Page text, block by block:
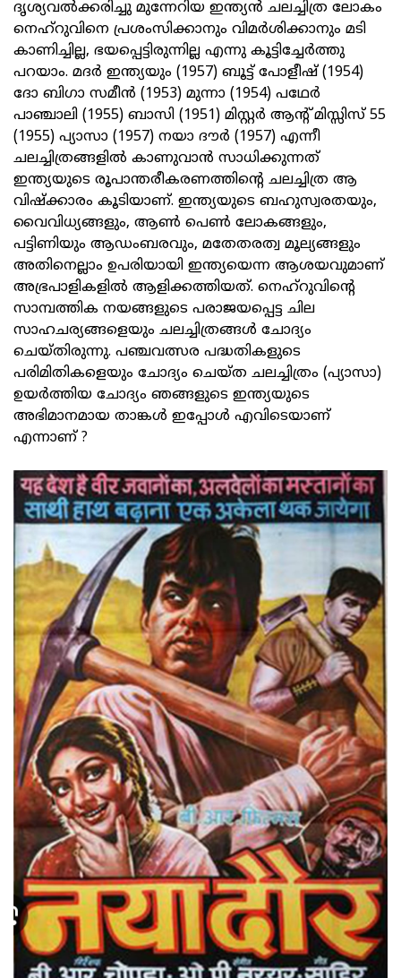
ദൃശ്യവല്‍ക്കരിച്ചു മുന്നേറിയ ഇന്ത്യന്‍ ചലച്ചിത്ര ലോകം
നെഹ്റുവിനെ പ്രശംസിക്കാനും വിമര്‍ശിക്കാനും മടി
കാണിച്ചില്ല, ഭയപ്പെട്ടിരുന്നില്ല എന്നു കൂട്ടിച്ചേര്‍ത്തു
പറയാം. മദര്‍ ഇന്ത്യയും (1957) ബൂട്ട് പോളീഷ് (1954)
ദോ ബിഗാ സമീന്‍ (1953) മുന്നാ (1954) പഥേര്‍
പാഞ്ചാലി (1955) ബാസി (1951) മിസ്റ്റര്‍ ആന്റ് മിസ്സിസ് 55
(1955) പ്യാസാ (1957) നയാ ദൗര്‍ (1957) എന്നീ
ചലച്ചിത്രങ്ങളില്‍ കാണുവാന്‍ സാധിക്കുന്നത്
ഇന്ത്യയുടെ രൂപാന്തരീകരണത്തിന്റെ ചലച്ചിത്ര ആ
വിഷ്‌ക്കാരം കൂടിയാണ്. ഇന്ത്യയുടെ ബഹുസ്വരതയും,
വൈവിധ്യങ്ങളും, ആണ്‍ പെണ്‍ ലോകങ്ങളും,
പട്ടിണിയും ആഡംബരവും, മതേതരത്വ മൂല്യങ്ങളും
അതിനെല്ലാം ഉപരിയായി ഇന്ത്യയെന്ന ആശയവുമാണ്
അഭ്രപാളികളില്‍ ആളിക്കത്തിയത്. നെഹ്റുവിന്റെ
സാമ്പത്തിക നയങ്ങളുടെ പരാജയപ്പെട്ട ചില
സാഹചര്യങ്ങളെയും ചലച്ചിത്രങ്ങള്‍ ചോദ്യം
ചെയ്തിരുന്നു. പഞ്ചവത്സര പദ്ധതികളുടെ
പരിമിതികളെയും ചോദ്യം ചെയ്ത ചലച്ചിത്രം (പ്യാസാ)
ഉയര്‍ത്തിയ ചോദ്യം ഞങ്ങളുടെ ഇന്ത്യയുടെ
അഭിമാനമായ താങ്കള്‍ ഇപ്പോള്‍ എവിടെയാണ്
എന്നാണ് ?